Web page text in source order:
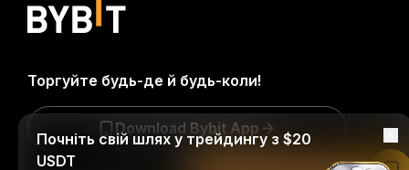
Торгуйте будь-де й будь-коли!
Download Bybit App
Почніть свій шлях у трейдингу з $20
USDT